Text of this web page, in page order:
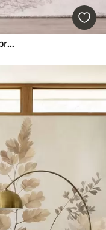
Papiers peints Des montagnes et des branches de magnolia roses en fleurs, un paysage riche en textures